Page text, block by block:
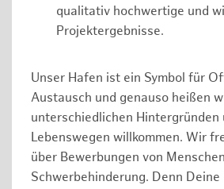
qualitativ hochwertige und
Projektergebnisse.
Unser Hafen ist ein Symbol für
Austausch und genauso heißen
unterschiedlichen Hintergründen
Lebenswegen willkommen. Wir
über Bewerbungen von
Schwerbehinderung. Denn